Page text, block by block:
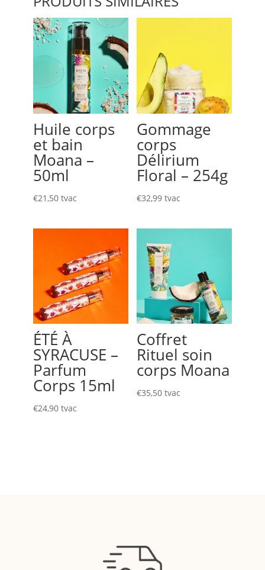
Huile corps
et bain
Moana –
50ml
€21,50 tvac
Gommage
corps
Délirium
Floral – 254g
€32,99 tvac
ÉTÉ À
SYRACUSE –
Parfum
Corps 15ml
€24,90 tvac
Coffret
Rituel soin
corps Moana
€35,50 tvac